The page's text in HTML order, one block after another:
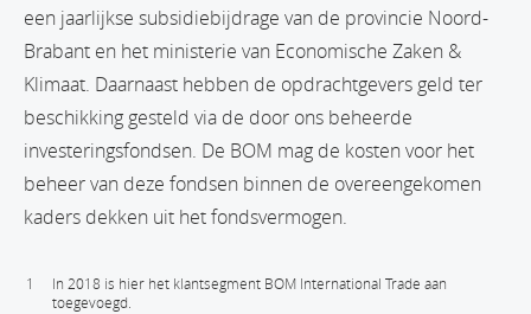
een jaarlijkse subsidiebijdrage van de provincie Noord-
Brabant en het ministerie van Economische Zaken &
Klimaat. Daarnaast hebben de opdrachtgevers geld ter
beschikking gesteld via de door ons beheerde
investeringsfondsen. De BOM mag de kosten voor het
beheer van deze fondsen binnen de overeengekomen
kaders dekken uit het fondsvermogen.
1
In 2018 is hier het klantsegment BOM International Trade aan
toegevoegd.